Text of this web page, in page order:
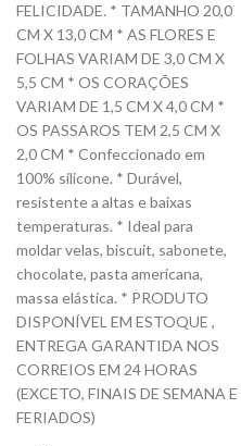
FELICIDADE. * TAMANHO 20,0
CM X 13,0 CM * AS FLORES E
FOLHAS VARIAM DE 3,0 CM X
5,5 CM * OS CORAÇÕES
VARIAM DE 1,5 CM X 4,0 CM *
OS PASSAROS TEM 2,5 CM X
2,0 CM * Confeccionado em
100% silicone. * Durável,
resistente a altas e baixas
temperaturas. * Ideal para
moldar velas, biscuit, sabonete,
chocolate, pasta americana,
massa elástica. * PRODUTO
DISPONÍVEL EM ESTOQUE ,
ENTREGA GARANTIDA NOS
CORREIOS EM 24 HORAS
(EXCETO, FINAIS DE SEMANA E
FERIADOS)